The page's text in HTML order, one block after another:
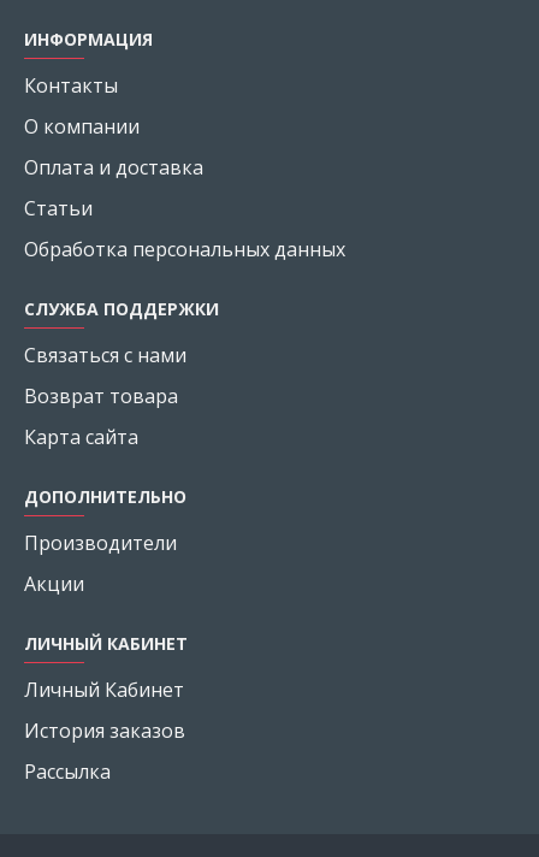
ИНФОРМАЦИЯ
Контакты
О компании
Оплата и доставка
Статьи
Обработка персональных данных
СЛУЖБА ПОДДЕРЖКИ
Связаться с нами
Возврат товара
Карта сайта
ДОПОЛНИТЕЛЬНО
Производители
Акции
ЛИЧНЫЙ КАБИНЕТ
Личный Кабинет
История заказов
Рассылка